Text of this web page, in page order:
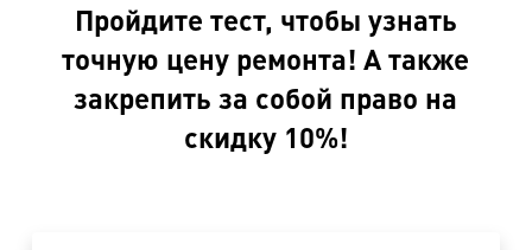
Пройдите тест, чтобы узнать
точную цену ремонта! А также
закрепить за собой право на
скидку 10%!